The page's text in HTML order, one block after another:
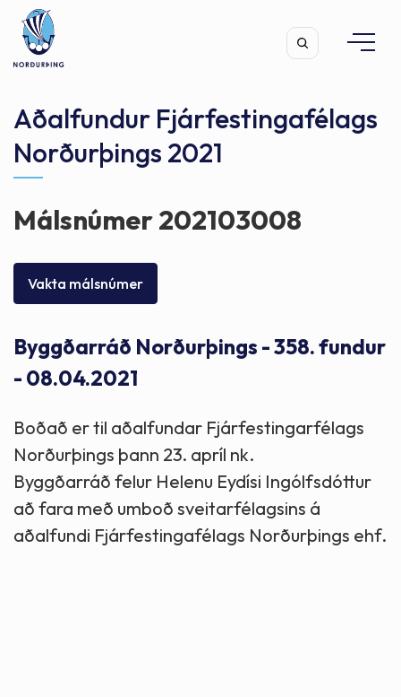
Leita
Aðalfundur Fjárfestingafélags
Norðurþings 2021
Málsnúmer 202103008
Vakta málsnúmer
Byggðarráð Norðurþings - 358. fundur
- 08.04.2021
Boðað er til aðalfundar Fjárfestingarfélags
Norðurþings þann 23. apríl nk.
Byggðarráð felur Helenu Eydísi Ingólfsdóttur
að fara með umboð sveitarfélagsins á
aðalfundi Fjárfestingafélags Norðurþings ehf.